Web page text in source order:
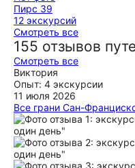
Пирс 39
12 экскурсий
Смотреть все
155 отзывов
Смотреть все
Виктория
Опыт: 4 экскурсии
11 июля 2026
Все грани Сан-
Очень познавательная,
много новых фактов о
насыщенный и
Узнали много
Посетили все знаковые